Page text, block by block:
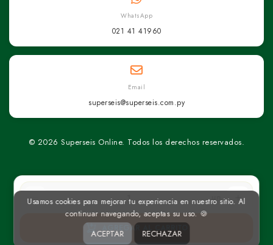
un
AGREGAR AL CARRITO
WhatsApp
021 41 41960
Email
superseis@superseis.com.py
© 2026 Superseis Online. Todos los derechos reservados.
Usamos cookies para mejorar tu experiencia en nuestro sitio. Al
continuar navegando, aceptas su uso. 🍪
ACEPTAR RECHAZAR